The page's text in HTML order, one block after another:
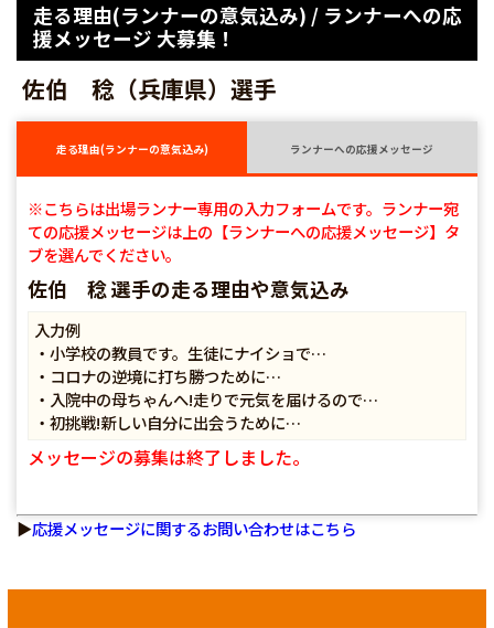
走る理由(ランナーの意気込み) / ランナーへの応
援メッセージ 大募集！
佐伯 稔（兵庫県）選手
走る理由(ランナーの意気込み) ランナーへの応援メッセージ
※こちらは出場ランナー専用の入力フォームです。ランナー宛
ての応援メッセージは上の【ランナーへの応援メッセージ】タ
ブを選んでください。
佐伯 稔 選手の走る理由や意気込み
入力例
・小学校の教員です。生徒にナイショで…
・コロナの逆境に打ち勝つために…
・入院中の母ちゃんへ!走りで元気を届けるので…
・初挑戦!新しい自分に出会うために…
メッセージの募集は終了しました。
▶応援メッセージに関するお問い合わせはこちら